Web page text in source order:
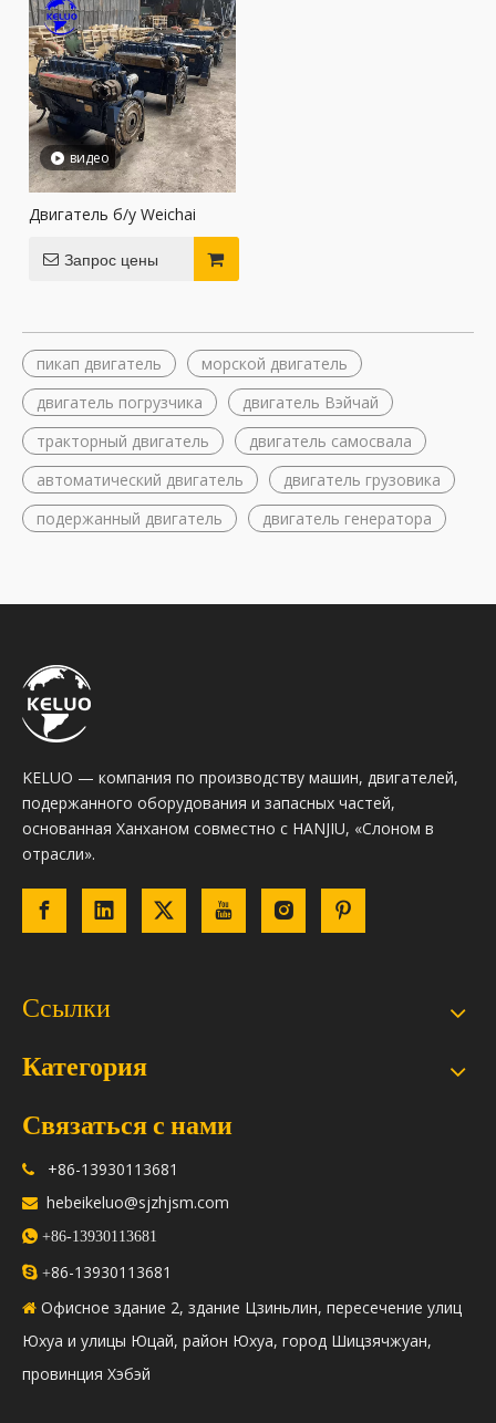
видео
Двигатель б/у Weichai
Запрос цены
пикап двигатель
морской двигатель
двигатель погрузчика
двигатель Вэйчай
тракторный двигатель
двигатель самосвала
автоматический двигатель
двигатель грузовика
подержанный двигатель
двигатель генератора
KELUO — компания по производству машин, двигателей,
подержанного оборудования и запасных частей,
основанная Ханханом совместно с HANJIU, «Слоном в
отрасли».
Ссылки
Категория
Связаться с нами
 +86-13930113681
 hebeikeluo@sjzhjsm.com
 +86-13930113681
 +86-13930113681
 Офисное здание 2, здание Цзиньлин, пересечение улиц
Юхуа и улицы Юцай, район Юхуа, город Шицзячжуан,
провинция Хэбэй